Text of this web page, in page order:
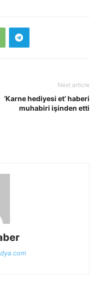
Next article
‘Karne hediyesi et’ haberi
muhabiri işinden etti